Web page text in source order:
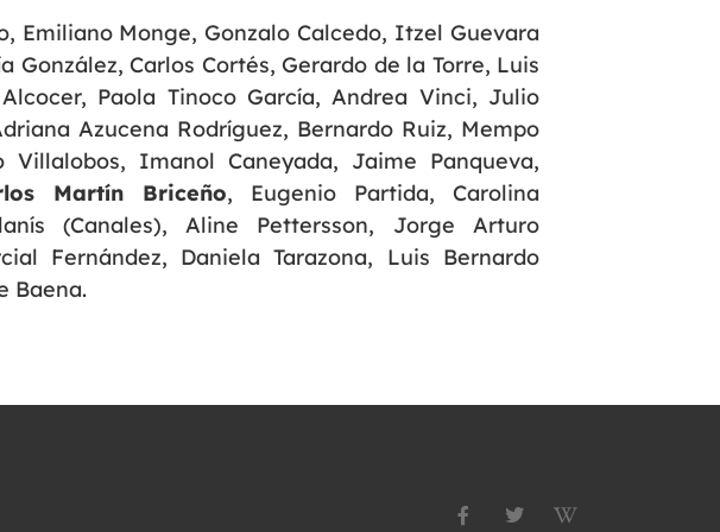
Emiliano Monge, Gonzalo Calcedo, Itzel Guevara
González, Carlos Cortés, Gerardo de la Torre, Luis
Paola Tinoco García, Andrea Vinci, Julio
Azucena Rodríguez, Bernardo Ruiz, Mempo
Villalobos, Imanol Caneyada, Jaime Panqueva,
Martín Briceño, Eugenio Partida, Carolina
(Canales), Aline Pettersson, Jorge Arturo
Fernández, Daniela Tarazona, Luis Bernardo
Baena.